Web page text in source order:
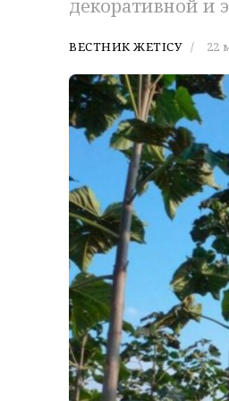
декоративной и
ВЕСТНИК ЖЕТІСУ 22